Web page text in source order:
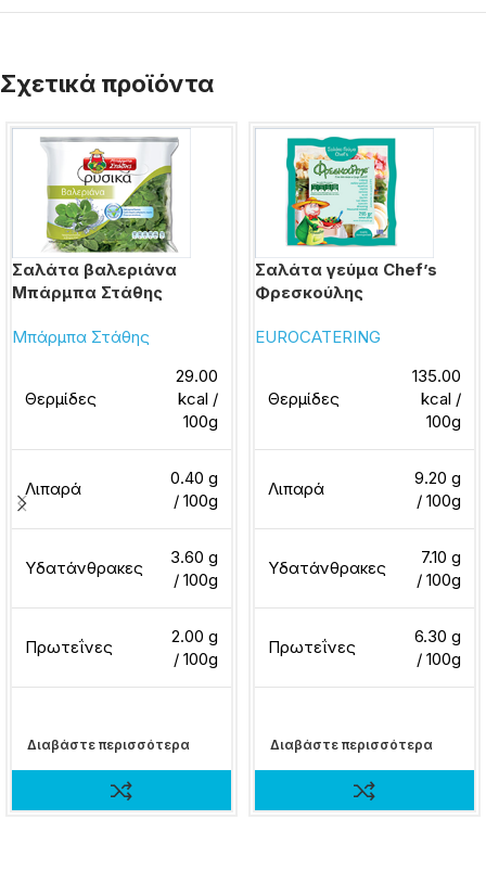
Σχετικά προϊόντα
Σαλάτα βαλεριάνα
Μπάρμπα Στάθης
Μπάρμπα Στάθης
Θερμίδες
29.00
kcal /
100g
Λιπαρά
0.40 g
/ 100g
Υδατάνθρακες
3.60 g
/ 100g
Πρωτεΐνες
2.00 g
/ 100g
Διαβάστε περισσότερα
Σαλάτα γεύμα Chef’s
Φρεσκούλης
EUROCATERING
Θερμίδες
135.00
kcal /
100g
Λιπαρά
9.20 g
/ 100g
Υδατάνθρακες
7.10 g
/ 100g
Πρωτεΐνες
6.30 g
/ 100g
Διαβάστε περισσότερα